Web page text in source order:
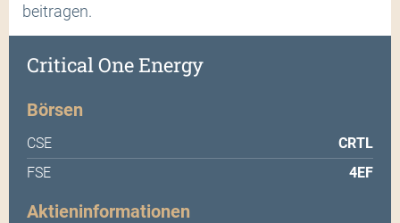
beitragen.
Critical One Energy
Börsen
CSE
CRTL
FSE
4EF
Aktieninformationen